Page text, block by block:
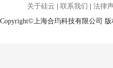
关于硅云 | 联系我们 | 法律
Copyright©上海合玙科技有限公司 版